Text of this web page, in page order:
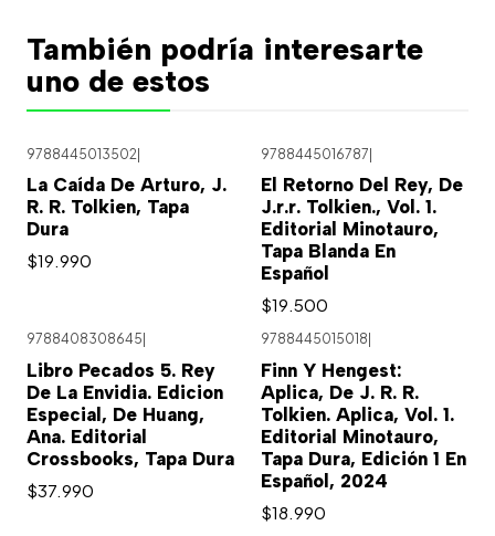
También podría interesarte
uno de estos
9788445013502
La Caída De Arturo, J.
R. R. Tolkien, Tapa
Dura
$19.990
9788445016787
El Retorno Del Rey, De
J.r.r. Tolkien., Vol. 1.
Editorial Minotauro,
Tapa Blanda En
Español
$19.500
9788408308645
Libro Pecados 5. Rey
De La Envidia. Edicion
Especial, De Huang,
Ana. Editorial
Crossbooks, Tapa Dura
$37.990
9788445015018
Finn Y Hengest:
Aplica, De J. R. R.
Tolkien. Aplica, Vol. 1.
Editorial Minotauro,
Tapa Dura, Edición 1 En
Español, 2024
$18.990